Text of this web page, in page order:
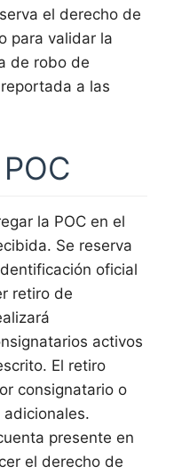
el derecho de
para validar la
de robo de
a las
la POC en el
Se reserva
oficial
retiro de
activos
El retiro
consignatario o
presente en
el derecho de